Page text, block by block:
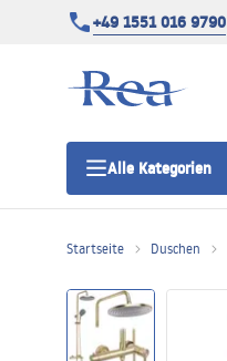
+49 1551 016 9790
Alle Kategorien
Duschtüren
Startseite Duschen